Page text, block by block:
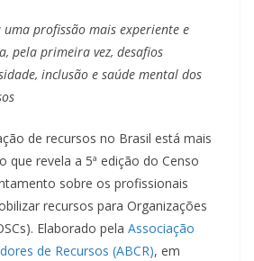
profissão mais experiente e
pela primeira vez, desafios
inclusão e saúde mental dos
de recursos no Brasil está mais
que revela a 5ª edição do Censo
sobre os profissionais
recursos para Organizações
Elaborado pela Associação
de Recursos (ABCR), em